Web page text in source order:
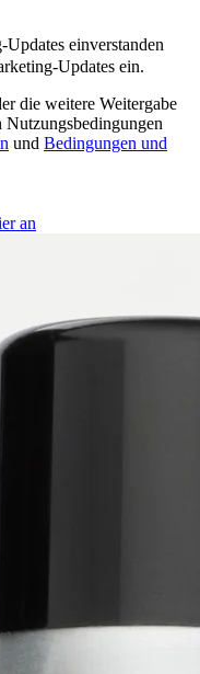
einverstanden
Updates ein.
die weitere Weitergabe
Nutzungsbedingungen
und Bedingungen und
an